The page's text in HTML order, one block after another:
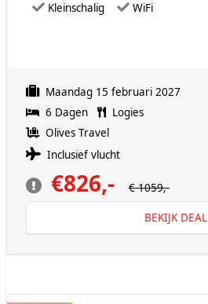
Kleinschalig WiFi
Maandag 15 februari 2027
6 Dagen
Logies
Olives Travel
Inclusief vlucht
€826,- € 1059,-
BEKIJK DEAL